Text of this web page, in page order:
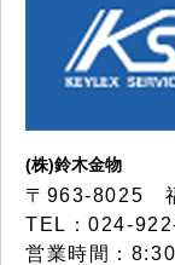
(株)鈴木金物
〒963-8025
TEL：024-
営業時間：